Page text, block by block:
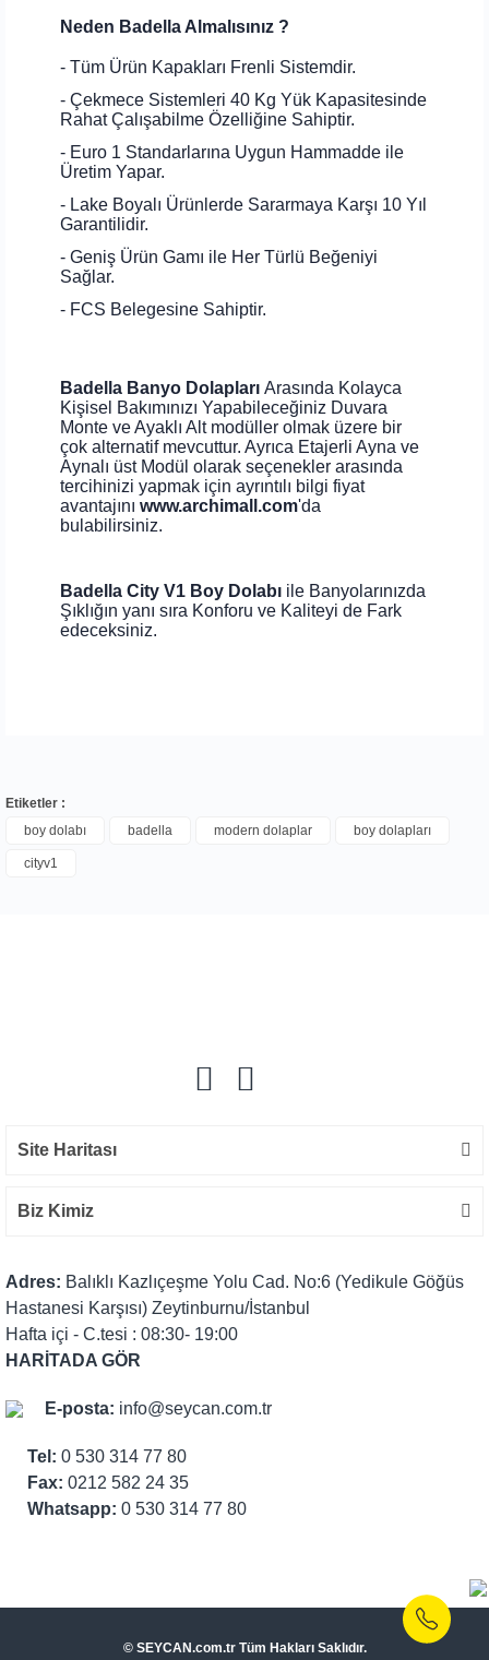
Neden Badella Almalısınız ?
- Tüm Ürün Kapakları Frenli Sistemdir.
- Çekmece Sistemleri 40 Kg Yük Kapasitesinde
Rahat Çalışabilme Özelliğine Sahiptir.
- Euro 1 Standarlarına Uygun Hammadde ile
Üretim Yapar.
- Lake Boyalı Ürünlerde Sararmaya Karşı 10 Yıl
Garantilidir.
- Geniş Ürün Gamı ile Her Türlü Beğeniyi
Sağlar.
- FCS Belegesine Sahiptir.
Badella Banyo Dolapları Arasında Kolayca
Kişisel Bakımınızı Yapabileceğiniz Duvara
Monte ve Ayaklı Alt modüller olmak üzere bir
çok alternatif mevcuttur. Ayrıca Etajerli Ayna ve
Aynalı üst Modül olarak seçenekler arasında
tercihinizi yapmak için ayrıntılı bilgi fiyat
avantajını www.archimall.com'da
bulabilirsiniz.
Badella City V1 Boy Dolabı ile Banyolarınızda
Şıklığın yanı sıra Konforu ve Kaliteyi de Fark
edeceksiniz.
Etiketler :
boy dolabı
badella modern dolaplar boy dolapları
cityv1
Site Haritası
Biz Kimiz
Adres: Balıklı Kazlıçeşme Yolu Cad. No:6 (Yedikule Göğüs
Hastanesi Karşısı) Zeytinburnu/İstanbul
Hafta içi - C.tesi : 08:30- 19:00
HARİTADA GÖR
E-posta: info@seycan.com.tr
Tel: 0 530 314 77 80
Fax: 0212 582 24 35
Whatsapp: 0 530 314 77 80
© SEYCAN.com.tr Tüm Hakları Saklıdır.